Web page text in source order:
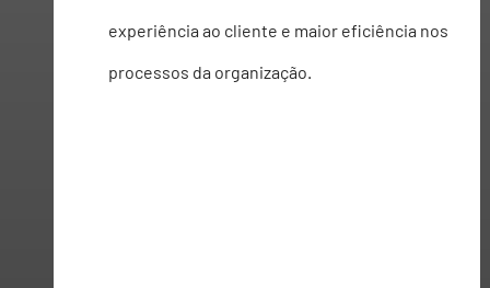
experiência ao cliente e maior eficiência nos
processos da organização.